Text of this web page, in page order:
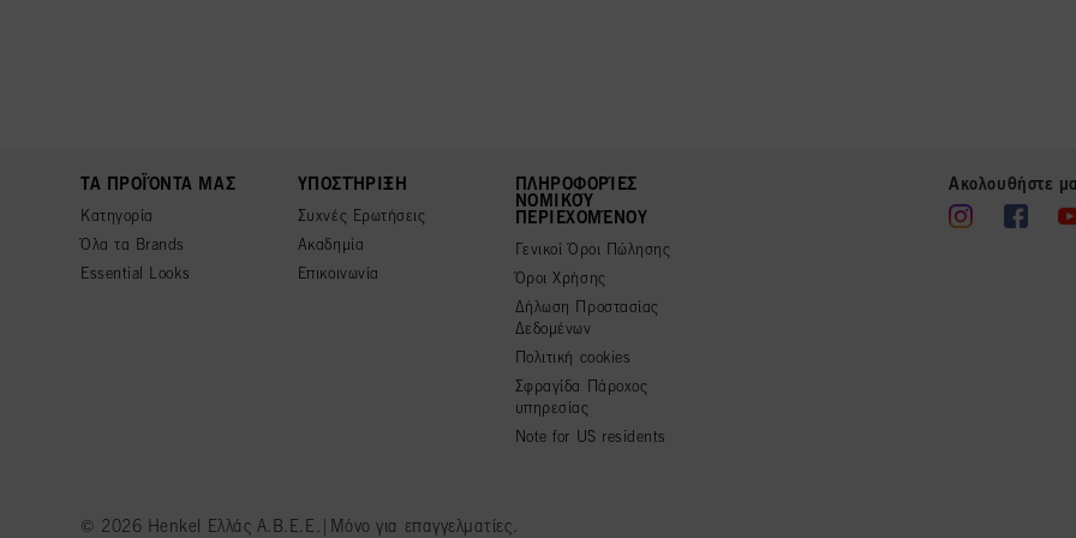
ΤΑ ΠΡΟΪΌΝΤΑ ΜΑΣ
Κατηγορία
Όλα τα Brands
Essential Looks
ΥΠΟΣΤΉΡΙΞΗ
Συχνές Ερωτήσεις
Ακαδημία
Επικοινωνία
ΠΛΗΡΟΦΟΡΊΕΣ
ΝΟΜΙΚΟΎ
ΠΕΡΙΕΧΟΜΈΝΟΥ
Γενικοί Όροι Πώλησης
Όροι Χρήσης
Δήλωση Προστασίας
Δεδομένων
Πολιτική cookies
Σφραγίδα Πάροχος
υπηρεσίας
Note for US residents
Ακολουθήστε
© 2026 Henkel Ελλάς Α.Β.Ε.Ε.|Μόνο για επαγγελματίες.